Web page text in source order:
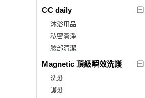
CC daily
沐浴用品
私密潔淨
臉部清潔
Magnetic 頂級瞬效洗護
洗髮
護髮